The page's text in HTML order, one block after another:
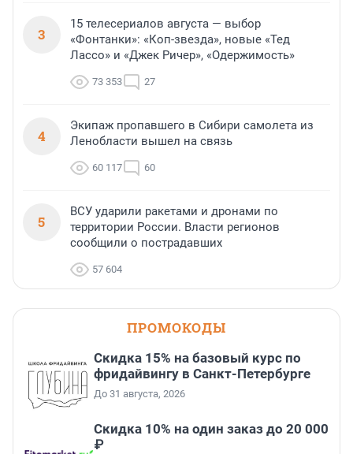
3
15 телесериалов августа — выбор
«Фонтанки»: «Коп-звезда», новые «Тед
Лассо» и «Джек Ричер», «Одержимость»
73 353 27
4
Экипаж пропавшего в Сибири самолета из
Ленобласти вышел на связь
60 117 60
5
ВСУ ударили ракетами и дронами по
территории России. Власти регионов
сообщили о пострадавших
57 604
ПРОМОКОДЫ
Скидка 15% на базовый курс по
фридайвингу в Санкт-Петербурге
До 31 августа, 2026
Скидка 10% на один заказ до 20 000
₽